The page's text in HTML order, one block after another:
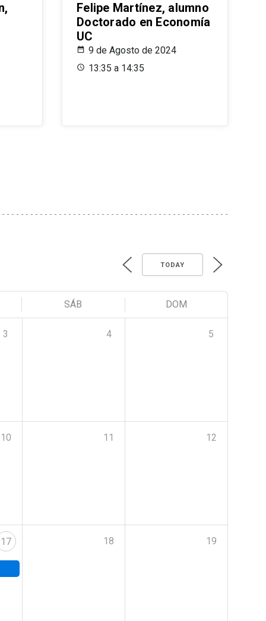
Felipe Martínez, alumno
Doctorado en Economía
UC
9 de Agosto de 2024
13:35 a 14:35
TODAY
SÁB DOM
3 4 5
10 11 12
17 18 19